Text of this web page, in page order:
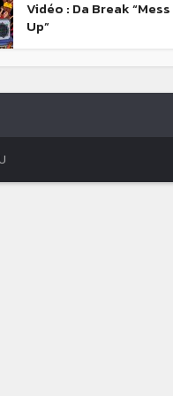
Vidéo : Da Break
Up”